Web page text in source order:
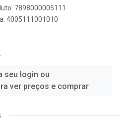
7898000005111
4005111001010
seu login ou
ver preços e comprar